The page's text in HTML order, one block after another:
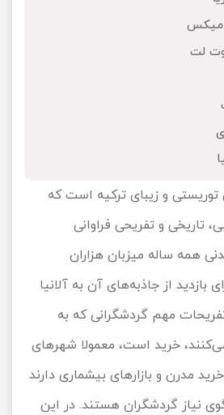
لت
توریستی و زیبای ترکیه است که
تاریخی و تفریحی فراوانی
همه ساله میزبان هزاران
از جاذبه‌های آن به آلانیا
مهم گردشگرانی که به
خرید است، معمولا شهرهای
مدرن و بازارهای بیشماری دارند
نیاز گردشگران هستند. در این